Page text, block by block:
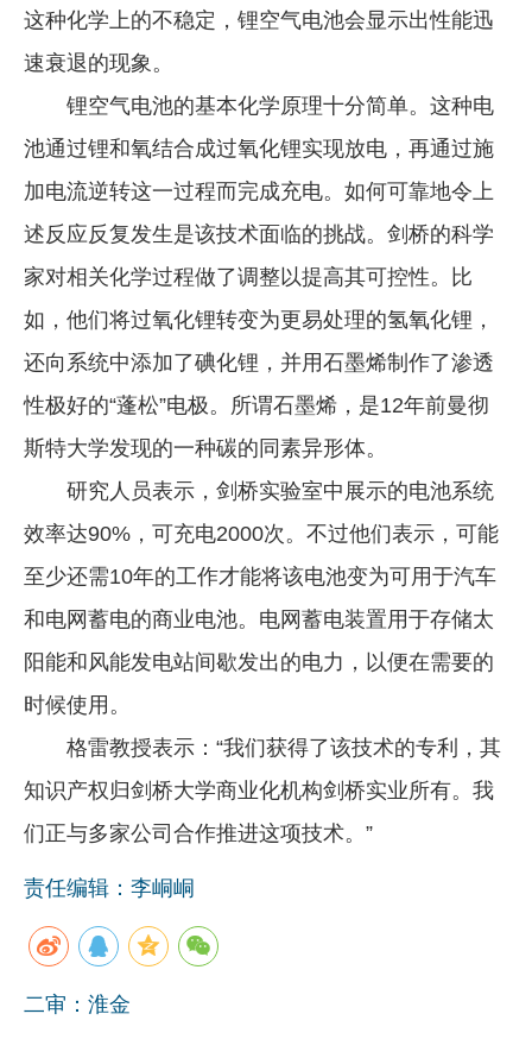
这种化学上的不稳定，锂空气电池会显示出性能迅
速衰退的现象。
锂空气电池的基本化学原理十分简单。这种电
池通过锂和氧结合成过氧化锂实现放电，再通过施
加电流逆转这一过程而完成充电。如何可靠地令上
述反应反复发生是该技术面临的挑战。剑桥的科学
家对相关化学过程做了调整以提高其可控性。比
如，他们将过氧化锂转变为更易处理的氢氧化锂，
还向系统中添加了碘化锂，并用石墨烯制作了渗透
性极好的“蓬松”电极。所谓石墨烯，是12年前曼彻
斯特大学发现的一种碳的同素异形体。
研究人员表示，剑桥实验室中展示的电池系统
效率达90%，可充电2000次。不过他们表示，可能
至少还需10年的工作才能将该电池变为可用于汽车
和电网蓄电的商业电池。电网蓄电装置用于存储太
阳能和风能发电站间歇发出的电力，以便在需要的
时候使用。
格雷教授表示：“我们获得了该技术的专利，其
知识产权归剑桥大学商业化机构剑桥实业所有。我
们正与多家公司合作推进这项技术。”
责任编辑：李峒峒
二审：淮金